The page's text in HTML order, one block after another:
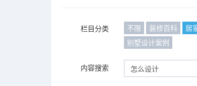
栏目分类 不限 装修百科 居
别墅设计案例
内容搜索